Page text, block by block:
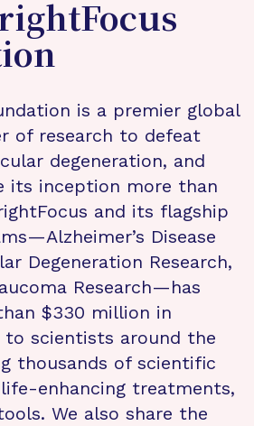
is a premier global
of research to defeat
degeneration, and
its inception more than
and its flagship
Disease
Degeneration Research,
Research—has
$330 million in
to scientists around the
thousands of scientific
enhancing treatments,
We also share the